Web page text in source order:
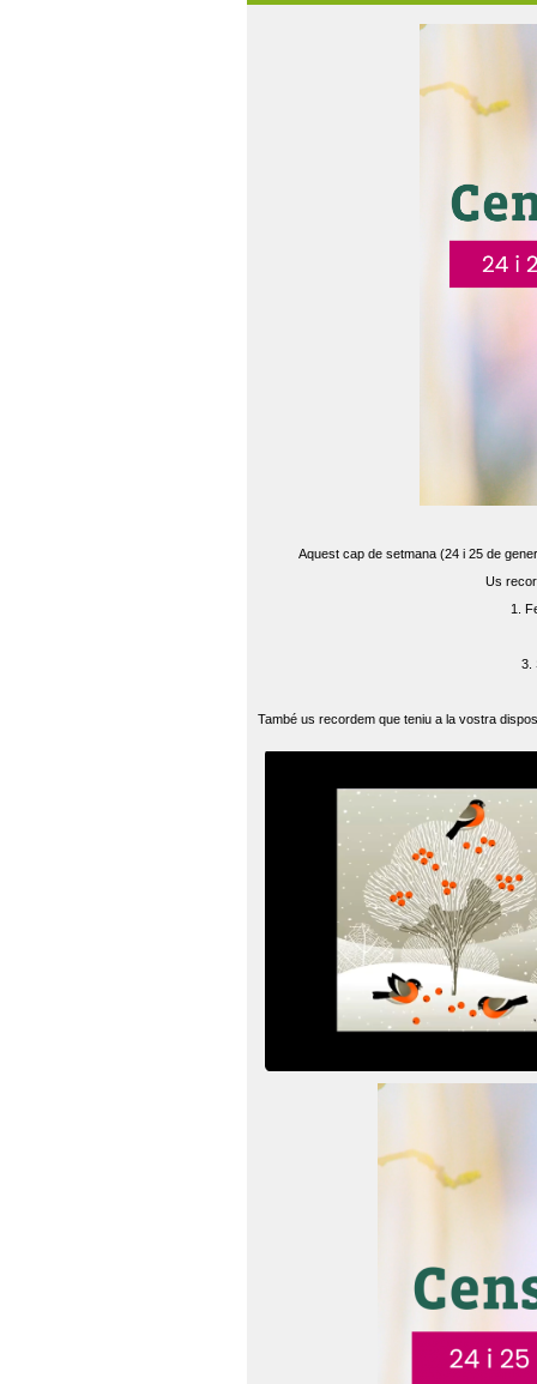
Aquest cap de setmana (24 i 25 de
Us
1.
3.
També us recordem que teniu a la vostra